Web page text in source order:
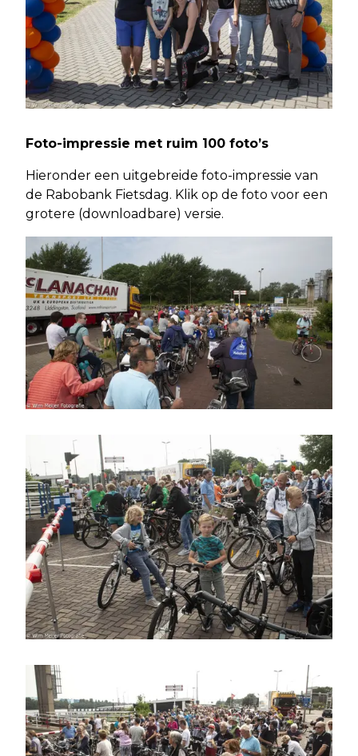
Foto-impressie met ruim 100 foto’s
Hieronder een uitgebreide foto-impressie van
de Rabobank Fietsdag. Klik op de foto voor een
grotere (downloadbare) versie.